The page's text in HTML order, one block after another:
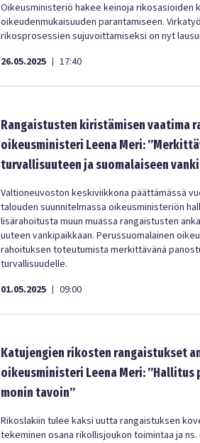
Oikeusministeriö hakee keinoja rikosasioiden
oikeudenmukaisuuden parantamiseen.
rikosprosessien sujuvoittamiseksi on nyt
26.05.2025 | 17:40
Rangaistusten kiristämisen vaatima
oikeusministeri Leena Meri:
turvallisuuteen ja suomalaiseen
Valtioneuvoston keskiviikkona päättämässä
talouden suunnitelmassa oikeusministeriön
lisärahoitusta muun muassa rangaistusten
uuteen vankipaikkaan. Perussuomalainen
rahoituksen toteutumista merkittävänä
turvallisuudelle.
01.05.2025 | 09:00
Katujengien rikosten rangaistukset
oikeusministeri Leena Meri:
monin tavoin”
Rikoslakiin tulee kaksi uutta rangaistuksen
tekeminen osana rikollisjoukon toimintaa ja